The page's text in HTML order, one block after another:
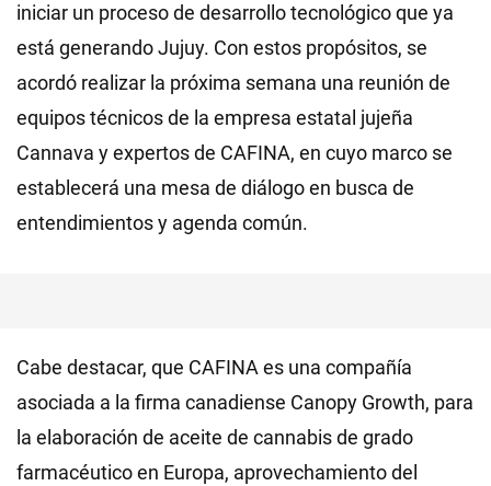
iniciar un proceso de desarrollo tecnológico que ya
está generando Jujuy. Con estos propósitos, se
acordó realizar la próxima semana una reunión de
equipos técnicos de la empresa estatal jujeña
Cannava y expertos de CAFINA, en cuyo marco se
establecerá una mesa de diálogo en busca de
entendimientos y agenda común.
Cabe destacar, que CAFINA es una compañía
asociada a la firma canadiense Canopy Growth, para
la elaboración de aceite de cannabis de grado
farmacéutico en Europa, aprovechamiento del